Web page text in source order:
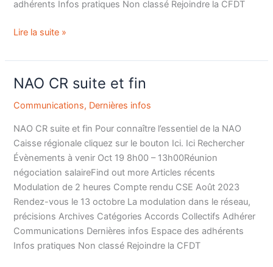
adhérents Infos pratiques Non classé Rejoindre la CFDT
Lire la suite »
NAO CR suite et fin
Communications, Dernières infos
NAO CR suite et fin Pour connaître l’essentiel de la NAO
Caisse régionale cliquez sur le bouton Ici. Ici Rechercher
Évènements à venir Oct 19 8h00 – 13h00Réunion
négociation salaireFind out more Articles récents
Modulation de 2 heures Compte rendu CSE Août 2023
Rendez-vous le 13 octobre La modulation dans le réseau,
précisions Archives Catégories Accords Collectifs Adhérer
Communications Dernières infos Espace des adhérents
Infos pratiques Non classé Rejoindre la CFDT
NAO
suite
et
fin